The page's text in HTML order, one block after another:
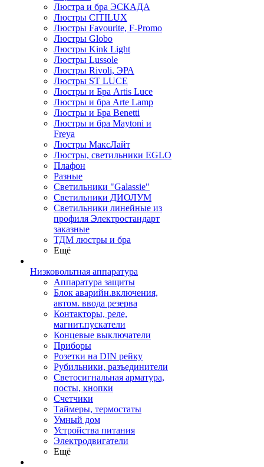
Люстра и бра ЭСКАДА
Люстры CITILUX
Люстры Favourite, F-Promo
Люстры Globo
Люстры Kink Light
Люстры Lussole
Люстры Rivoli, ЭРА
Люстры ST LUCE
Люстры и Бра Artis Luce
Люстры и бра Arte Lamp
Люстры и Бра Benetti
Люстры и бра Maytoni и
Freya
Люстры МаксЛайт
Люстры, светильники EGLO
Плафон
Разные
Светильники "Galassie"
Светильники ДИОЛУМ
Светильники линейные из
профиля Электростандарт
заказные
ТДМ люстры и бра
Ещё
Низковольтная аппаратура
Аппаратура защиты
Блок аварийн.включения,
автом. ввода резерва
Контакторы, реле,
магнит.пускатели
Концевые выключатели
Приборы
Розетки на DIN рейку
Рубильники, разъединители
Светосигнальная арматура,
посты, кнопки
Счетчики
Таймеры, термостаты
Умный дом
Устройства питания
Электродвигатели
Ещё